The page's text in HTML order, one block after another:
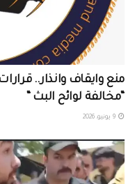
منع وايقاف وانذار..
“مخالفة لوائح البث “